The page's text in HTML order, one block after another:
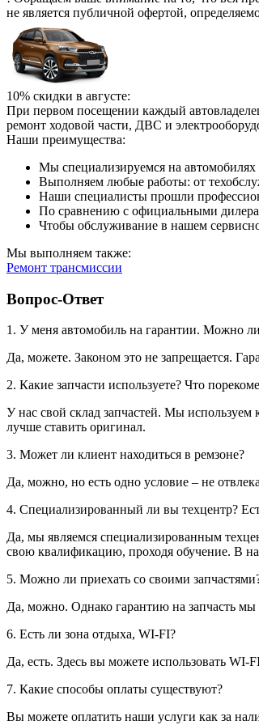
не является публичной офертой,
10% скидки в августе:
При первом посещении каждый
ремонт ходовой части, ДВС и
Наши преимущества:
Мы специализируемся на
Выполняем любые работы: от
Наши специалисты прошли
По сравнению с официальными
Чтобы обслуживание в нашем
Мы выполняем также:
Ремонт трансмиссии
Вопрос-Ответ
1. У меня автомобиль на гарантии. Можно
Да, можете. Законом это не запрещается.
2. Какие запчасти используете? Что
У нас свой склад запчастей. Мы используем
лучше ставить оригинал.
3. Может ли клиент находиться в ремзоне?
Да, можно, но есть одно условие – не
4. Специализированный ли вы техцентр?
Да, мы являемся специализированным
свою квалификацию, проходя обучение. В
5. Можно ли приехать со своими
Да, можно. Однако гарантию на запчасть мы
6. Есть ли зона отдыха, WI-FI?
Да, есть. Здесь вы можете использовать
7. Какие способы оплаты существуют?
Вы можете оплатить наши услуги как за